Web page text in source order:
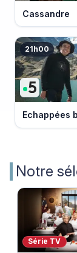
Cassandre
21h00
Echappées
Notre
Série TV